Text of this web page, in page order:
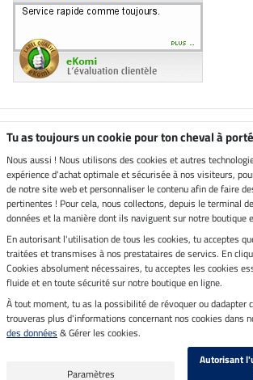
Boutique climatiquement
neutre
Livraison par
Paiement sécurisé
Mentions légales
Dernière actualisation le 07.08.2026
Tous les prix s'entendent TVA incluse et
Tu as toujours un cookie pour ton cheval à
Nous aussi ! Nous utilisons des cookies et autres
expérience d'achat optimale et sécurisée à nos visiteurs,
de notre site web et personnaliser le contenu afin de faire
pertinentes ! Pour cela, nous collectons, depuis le terminal
données et la manière dont ils naviguent sur notre boutique
En autorisant l'utilisation de tous les cookies, tu acceptes
traitées et transmises à nos prestataires de servics. En
Cookies absolument nécessaires, tu acceptes les cookies
fluide et en toute sécurité sur notre boutique en ligne.
À tout moment, tu as la possibilité de révoquer ou dadapter
trouveras plus d'informations concernant nos cookies dans
des données & Gérer les cookies.
Paramètres
Autorisant